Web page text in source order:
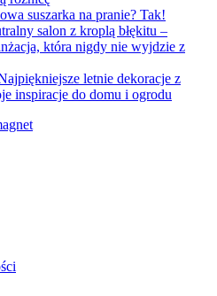
suszarka na pranie? Tak!
salon z kroplą błękitu –
która nigdy nie wyjdzie z
letnie dekoracje z
inspiracje do domu i ogrodu